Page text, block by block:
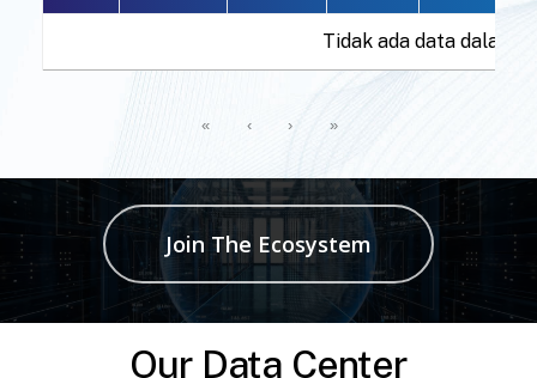
Tidak ada data dalam
« ‹ › »
Join The Ecosystem
Our Data Center